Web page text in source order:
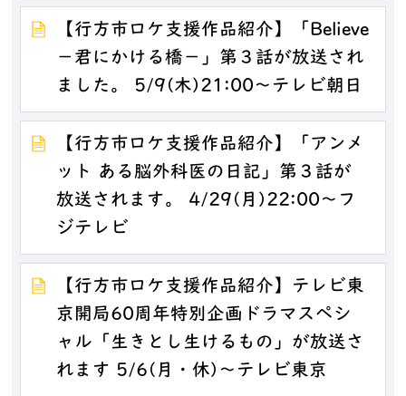
【行方市ロケ支援作品紹介】「Believe
－君にかける橋－」第３話が放送され
ました。 5/9(木)21:00～テレビ朝日
【行方市ロケ支援作品紹介】「アンメ
ット ある脳外科医の日記」第３話が
放送されます。 4/29(月)22:00～フ
ジテレビ
【行方市ロケ支援作品紹介】テレビ東
京開局60周年特別企画ドラマスペシ
ャル「生きとし生けるもの」が放送さ
れます 5/6(月・休)～テレビ東京